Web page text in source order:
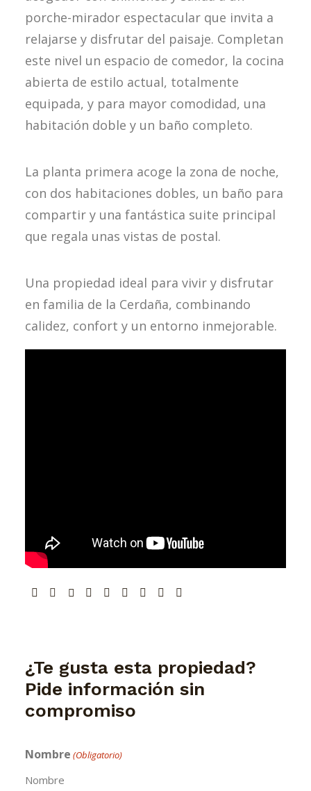
porche-mirador espectacular que invita a
relajarse y disfrutar del paisaje. Completan
este nivel un espacio de comedor, la cocina
abierta de estilo actual, totalmente
equipada, y para mayor comodidad, una
habitación doble y un baño completo.
La planta primera acoge la zona de noche,
con dos habitaciones dobles, un baño para
compartir y una fantástica suite principal
que regala unas vistas de postal.
Una propiedad ideal para vivir y disfrutar
en familia de la Cerdaña, combinando
calidez, confort y un entorno inmejorable.
¿Te gusta esta propiedad?
Pide información sin
compromiso
Nombre (Obligatorio)
Nombre